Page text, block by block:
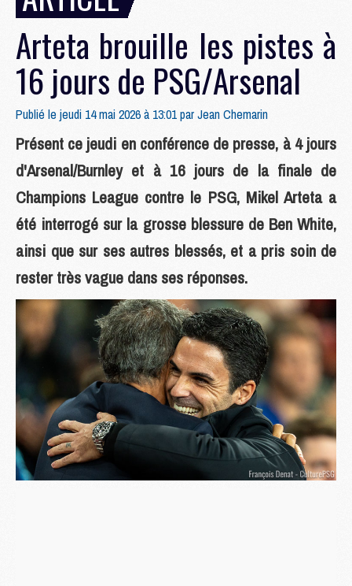
Arteta brouille les pistes à
16 jours de PSG/Arsenal
Publié le jeudi 14 mai 2026 à 13:01 parJean Chemarin
Présent ce jeudi en conférence de presse, à 4 jours
d'Arsenal/Burnley et à 16 jours de la finale de
Champions League contre le PSG, Mikel Arteta a
été interrogé sur la grosse blessure de Ben White,
ainsi que sur ses autres blessés, et a pris soin de
rester très vague dans ses réponses.